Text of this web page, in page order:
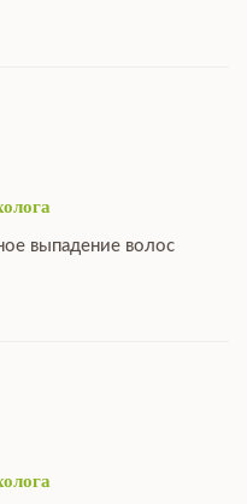
выпадение волос